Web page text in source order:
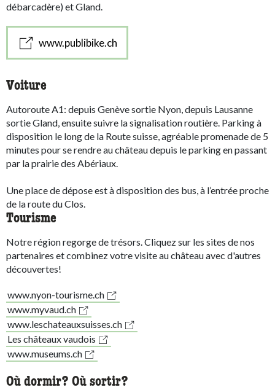
débarcadère) et Gland.
www.publibike.ch
Voiture
Autoroute A1: depuis Genève sortie Nyon, depuis Lausanne
sortie Gland, ensuite suivre la signalisation routière. Parking à
disposition le long de la Route suisse, agréable promenade de 5
minutes pour se rendre au château depuis le parking en passant
par la prairie des Abériaux.
Une place de dépose est à disposition des bus, à l’entrée proche
de la route du Clos.
Tourisme
Notre région regorge de trésors. Cliquez sur les sites de nos
partenaires et combinez votre visite au château avec d'autres
découvertes!
www.nyon-tourisme.ch
www.myvaud.ch
www.leschateauxsuisses.ch
Les châteaux vaudois
www.museums.ch
Où dormir? Où sortir?